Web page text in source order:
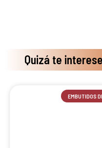
Quizá te
EMBUTIDOS